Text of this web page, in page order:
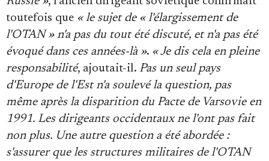
toutefois que « le sujet de « l'élargissement de
l'OTAN » n'a pas du tout été discuté, et n'a pas été
évoqué dans ces années-là ». « Je dis cela en pleine
responsabilité, ajoutait-il. Pas un seul pays
d'Europe de l'Est n'a soulevé la question, pas
même après la disparition du Pacte de Varsovie en
1991. Les dirigeants occidentaux ne l'ont pas fait
non plus. Une autre question a été abordée :
s'assurer que les structures militaires de l'OTAN